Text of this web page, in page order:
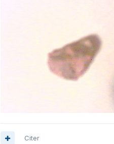
Citer